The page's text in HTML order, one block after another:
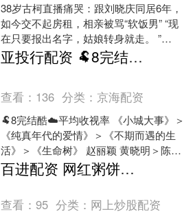
38岁古柯直播痛哭：跟刘晓庆同居6年，
如今交不起房租，相亲被骂“软饭男” “现
在只要报出名字，姑娘转身就走。 ”
2026年3月的一个晚上，38岁的古柯坐在
广州....
亚投行配资 🐏8完结酷☁️平均收视率 《小城大事》＞《纯真年代的爱情》＞《不期
查看： 136 分类： 京海配资
🐏8完结酷☁️平均收视率 《小城大事》＞
《纯真年代的爱情》＞《不期而遇的生
活》＞《生命树》 赵丽颖 黄晓明＞陈飞
宇 孙千 ＞ 董璇 张译＞杨紫胡歌 ​​​....
百进配资 网红粥饼伦现在卖凉皮，曾模仿周杰伦爆火，坦言没从流量上赚到钱，收入一直主要来自卖饼
查看：95 分类： 网上炒股配资